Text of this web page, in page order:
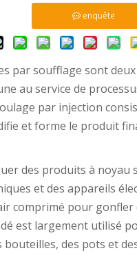
enquête
par soufflage sont
au service de
par injection
et forme le produit
des produits à noyau
et des appareils
comprimé pour
est largement utilisé
des pots et